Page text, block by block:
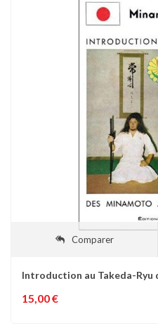
Comparer
Introduction au Takeda-Ryu
15,00 €